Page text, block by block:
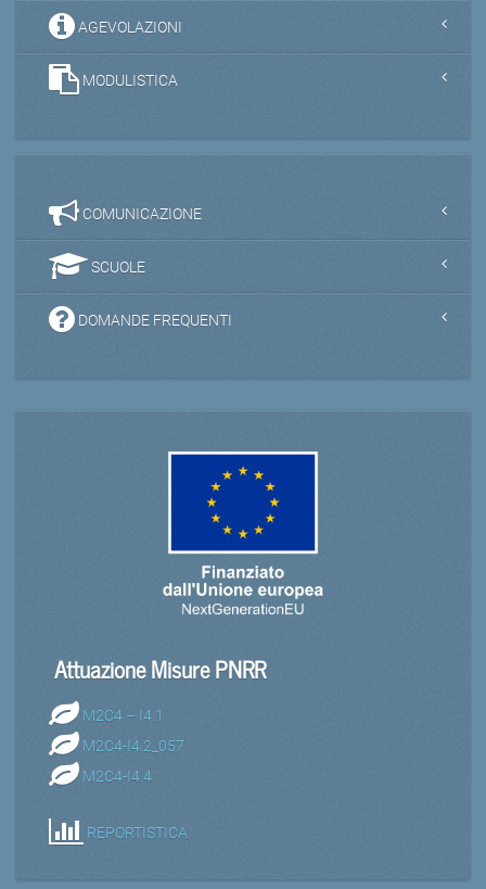
AGEVOLAZIONI
MODULISTICA
COMUNICAZIONE
SCUOLE
DOMANDE FREQUENTI
Attuazione Misure PNRR
M2C4 – I4.1
M2C4-I4.2_057
M2C4-I4.4
REPORTISTICA